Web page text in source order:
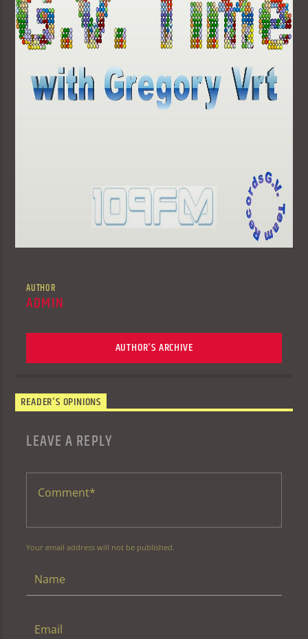
AUTHOR
ADMIN
AUTHOR'S ARCHIVE
READER'S OPINIONS
LEAVE A REPLY
Your email address will not be published.